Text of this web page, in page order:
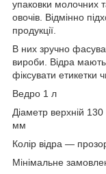
упаковки молочних
овочів. Відмінно
продукції.
В них зручно
вироби. Відра
фіксувати етикетки
Ведро 1 л
Діаметр верхній
мм
Колір відра —
Мінімальне